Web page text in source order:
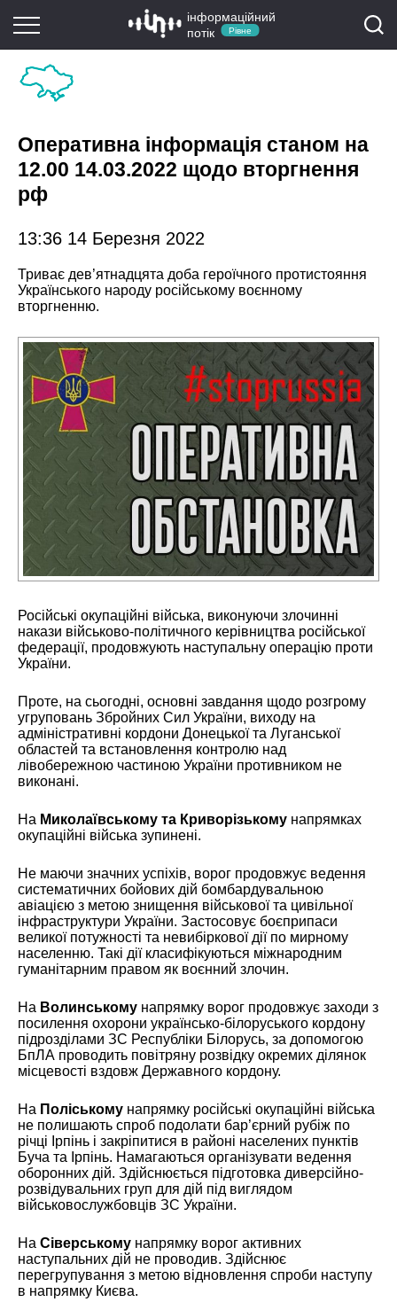
інформаційний
потік
Рівне
Оперативна інформація станом на
12.00 14.03.2022 щодо вторгнення
рф
13:36 14 Березня 2022
Триває дев’ятнадцята доба героїчного протистояння
Українського народу російському воєнному
вторгненню.
Російські окупаційні війська, виконуючи злочинні
накази військово-політичного керівництва російської
федерації, продовжують наступальну операцію проти
України.
Проте, на сьогодні, основні завдання щодо розгрому
угруповань Збройних Сил України, виходу на
адміністративні кордони Донецької та Луганської
областей та встановлення контролю над
лівобережною частиною України противником не
виконані.
На Миколаївському та Криворізькому напрямках
окупаційні війська зупинені.
Не маючи значних успіхів, ворог продовжує ведення
систематичних бойових дій бомбардувальною
авіацією з метою знищення військової та цивільної
інфраструктури України. Застосовує боєприпаси
великої потужності та невибіркової дії по мирному
населенню. Такі дії класифікуються міжнародним
гуманітарним правом як воєнний злочин.
На Волинському напрямку ворог продовжує заходи з
посилення охорони українсько-білоруського кордону
підрозділами ЗС Республіки Білорусь, за допомогою
БпЛА проводить повітряну розвідку окремих ділянок
місцевості вздовж Державного кордону.
На Поліському напрямку російські окупаційні війська
не полишають спроб подолати бар’єрний рубіж по
річці Ірпінь і закріпитися в районі населених пунктів
Буча та Ірпінь. Намагаються організувати ведення
оборонних дій. Здійснюється підготовка диверсійно-
розвідувальних груп для дій під виглядом
військовослужбовців ЗС України.
На Сіверському напрямку ворог активних
наступальних дій не проводив. Здійснює
перегрупування з метою відновлення спроби наступу
в напрямку Києва.